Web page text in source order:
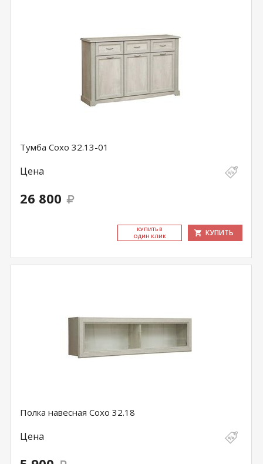
Тумба Сохо 32.13-01
Цена
26 800
КУ­ПИТЬ В
ОДИН КЛИК
КУПИТЬ
Полка навесная Сохо 32.18
Цена